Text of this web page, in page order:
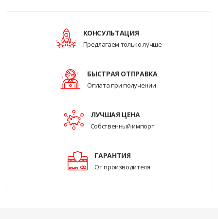
КОНСУЛЬТАЦИЯ
Предлагаем только лучше
БЫСТРАЯ ОТПРАВКА
Оплата при получении
ЛУЧШАЯ ЦЕНА
Собственный импорт
ГАРАНТИЯ
От производителя